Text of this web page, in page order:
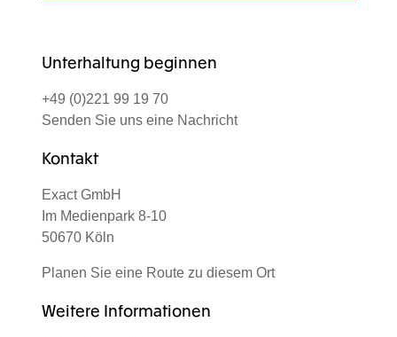
Unterhaltung beginnen
+49 (0)221 99 19 70
Senden Sie uns eine Nachricht
Kontakt
Exact GmbH
Im Medienpark 8-10
50670 Köln
Planen Sie eine Route zu diesem Ort
Weitere Informationen